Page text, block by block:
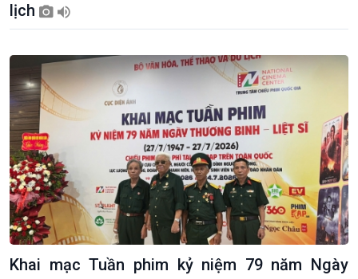
Thời sự 18h
Bản tin
Chuyên mục
Theo dòng Thời sự
lịch
Khai mạc Tuần phim kỷ niệm 79 năm Ngày